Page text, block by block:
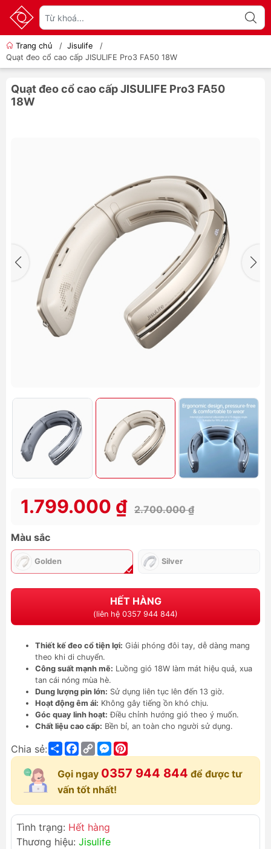
Trang chủ / Jisulife
/
Quạt đeo cổ cao cấp JISULIFE Pro3 FA50 18W
Quạt đeo cổ cao cấp JISULIFE Pro3 FA50
18W
1.799.000 ₫ 2.700.000 ₫
Màu sắc
Golden Silver
HẾT HÀNG
(liên hệ 0357 944 844)
Thiết kế đeo cổ tiện lợi: Giải phóng đôi tay, dễ dàng mang
theo khi di chuyển.
Công suất mạnh mẽ: Luồng gió 18W làm mát hiệu quả, xua
tan cái nóng mùa hè.
Dung lượng pin lớn: Sử dụng liên tục lên đến 13 giờ.
Hoạt động êm ái: Không gây tiếng ồn khó chịu.
Góc quay linh hoạt: Điều chỉnh hướng gió theo ý muốn.
Chất liệu cao cấp: Bền bỉ, an toàn cho người sử dụng.
Chia sẻ: ShareFacebook
Copy
Link
Messenger
Gọi ngay 0357 944 844 để được tư
vấn tốt nhất!
Tình trạng: Hết hàng
Thương hiệu: Jisulife